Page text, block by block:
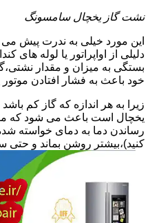
نشت گاز یخچال سامسونگ
این مورد خیلی به ندرت پیش می
دلیلی از اواپراتور یا لوله
بستگی به میزان و مقدار
خود باعث به فشار افتادن
زیرا به هر اندازه که گاز کم
یخچال است باعث می شود که
رساندن دما به دمای خواسته
کنید)،بیشتر روشن بماند و